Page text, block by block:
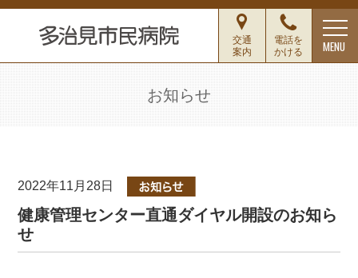
交通
案内
電話を
かける
MENU
お知らせ
2022年11月28日
健康管理センター直通ダイヤル開設のお知ら
せ